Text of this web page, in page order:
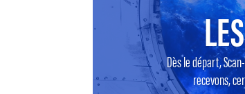
Dès le départ,
recevons,